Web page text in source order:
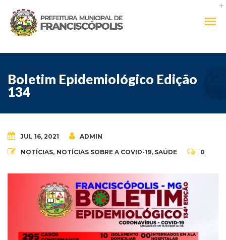
Boletim Epidemiológico Edição
134
JUL 16, 2021 ADMIN
NOTÍCIAS, NOTÍCIAS SOBRE A COVID-19, SAÚDE 0